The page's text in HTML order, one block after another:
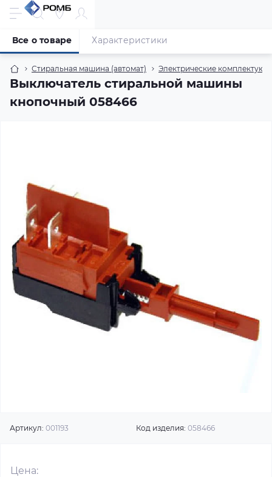
Стиральная машина (автомат) Электрические
Выключатель стиральной машины
кнопочный 058466
Все о товаре Характеристики
Артикул: 001193 Код изделия: 058466
Цена: